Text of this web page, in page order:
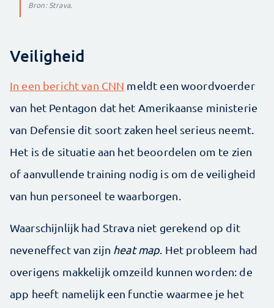
Bron: Strava.
Veiligheid
In een bericht van CNN meldt een woordvoerder
van het Pentagon dat het Amerikaanse ministerie
van Defensie dit soort zaken heel serieus neemt.
Het is de situatie aan het beoordelen om te zien
of aanvullende training nodig is om de veiligheid
van hun personeel te waarborgen.
Waarschijnlijk had Strava niet gerekend op dit
neveneffect van zijn heat map . Het probleem had
overigens makkelijk omzeild kunnen worden: de
app heeft namelijk een functie waarmee je het